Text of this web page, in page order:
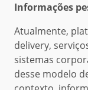
Informações
Atualmente,
delivery,
sistemas
desse modelo